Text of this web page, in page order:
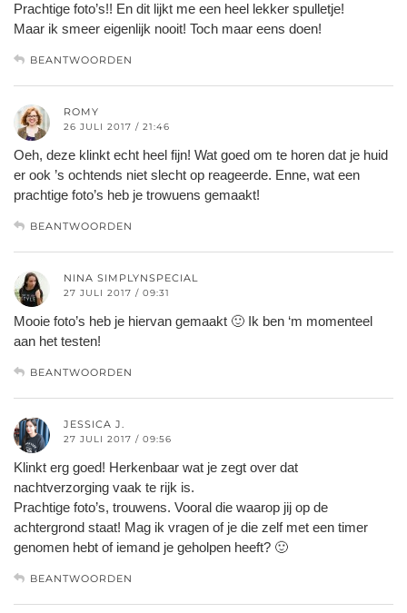
Prachtige foto’s!! En dit lijkt me een heel lekker spulletje!
Maar ik smeer eigenlijk nooit! Toch maar eens doen!
BEANTWOORDEN
ROMY
26 JULI 2017 / 21:46
Oeh, deze klinkt echt heel fijn! Wat goed om te horen dat je huid
er ook ’s ochtends niet slecht op reageerde. Enne, wat een
prachtige foto’s heb je trowuens gemaakt!
BEANTWOORDEN
NINA SIMPLYNSPECIAL
27 JULI 2017 / 09:31
Mooie foto’s heb je hiervan gemaakt 🙂 Ik ben ‘m momenteel
aan het testen!
BEANTWOORDEN
JESSICA J.
27 JULI 2017 / 09:56
Klinkt erg goed! Herkenbaar wat je zegt over dat
nachtverzorging vaak te rijk is.
Prachtige foto’s, trouwens. Vooral die waarop jij op de
achtergrond staat! Mag ik vragen of je die zelf met een timer
genomen hebt of iemand je geholpen heeft? 🙂
BEANTWOORDEN